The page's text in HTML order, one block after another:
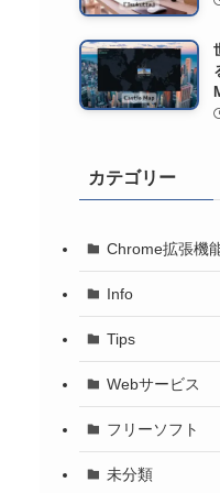
カテゴリー
Chrome拡張機
Info
Tips
Webサービス
フリーソフト
未分類